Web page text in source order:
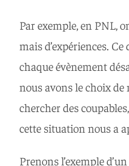
Par exemple, en PNL,
mais d’expériences.
chaque évènement
nous avons le choix de
chercher des
cette situation nous a
Prenons l’exemple